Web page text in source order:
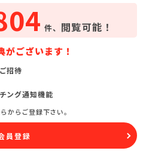
件、 閲覧可能！
ございます！
招待
ング通知機能
からご登録下さい。
員登録